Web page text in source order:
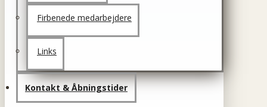
Firbenede medarbejdere
Links
Kontakt & Åbningstider